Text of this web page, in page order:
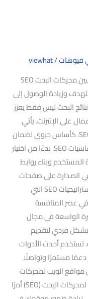
فيوهات/
viewhat
كيف نرفع مواقعنا بمحركات البحث SEO تحسين محركات البحث SEO
وزيادة الوصول إلى
البحث ليس فقط يعزز
على الإنترنت. يأتي
تحسين محركات البحث. المعروف اختصارًا بـ SEO، كأساس حيوي لضمان
تصدر نتائج البحث. سنتناول خلال هذا النص أساسيات SEO. بدءًا من اختيار
المستخدم وبناء روابط
الصدارة على صفحات
البحث. كما سنلقي نظرة على أهم أدوات واستراتيجيات SEO التي
في عصر المنافسة
الواسعة في مجال
فردي لتقديم
نستخدم أحدث الأدوات
دعمًا مستمرًا وتواصلًا
مواقع الويب لمحركات
البحث SEO يعد تحسين موقعك على الإنترنت لمحركات البحث (SEO) أمرًا